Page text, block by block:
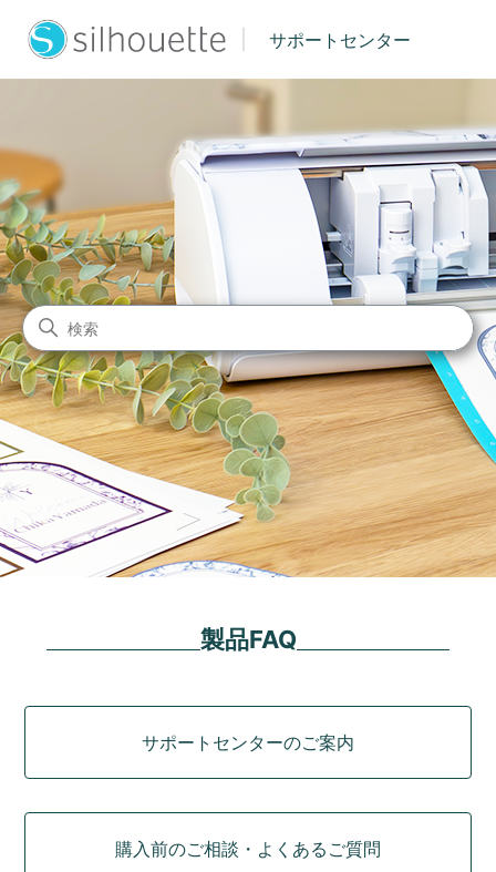
サポートセンター
シルエットジャパン サポート
検索
製品FAQ
サポートセンターのご案内
購入前のご相談・よくあるご質問